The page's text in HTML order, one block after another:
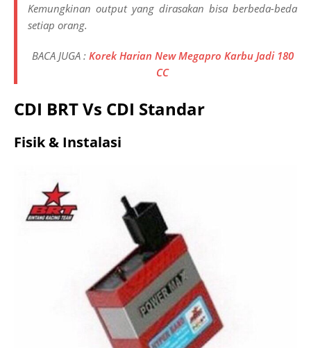
Kemungkinan output yang dirasakan bisa berbeda-beda
setiap orang.
BACA JUGA : Korek Harian New Megapro Karbu Jadi 180
CC
CDI BRT Vs CDI Standar
Fisik & Instalasi